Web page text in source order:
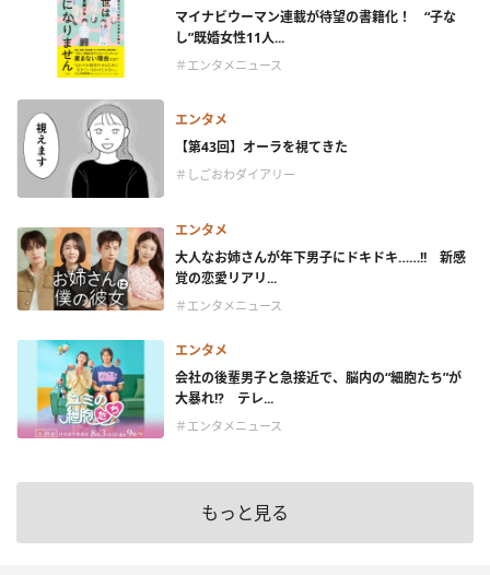
マイナビウーマン連載が待望の書籍化！ “子な
し”既婚女性11人...
＃エンタメニュース
エンタメ
【第43回】オーラを視てきた
＃しごおわダイアリー
エンタメ
大人なお姉さんが年下男子にドキドキ……!! 新感
覚の恋愛リアリ...
＃エンタメニュース
エンタメ
会社の後輩男子と急接近で、脳内の“細胞たち”が
大暴れ!? テレ...
＃エンタメニュース
もっと見る